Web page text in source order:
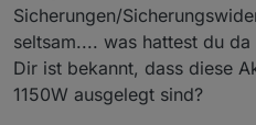
Sicherungen/
seltsam.... was hattest du da
Dir ist bekannt, dass diese
1150W ausgelegt sind?